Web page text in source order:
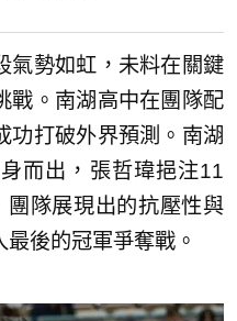
氣勢如虹，未料在關鍵
戰。南湖高中在團隊配
功打破外界預測。南湖
而出，張哲瑋挹注11
隊展現出的抗壓性與
後的冠軍爭奪戰。